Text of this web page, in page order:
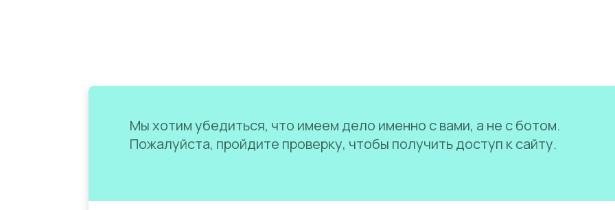
Мы хотим убедиться, что имеем дело именно с вами, а не с ботом.
Пожалуйста, пройдите проверку, чтобы получить доступ к сайту.